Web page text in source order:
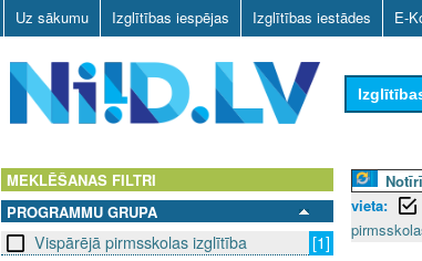
Uz sākumu Izglītības iespējas Izglītības iestādes E-
MEKLĒŠANAS FILTRI
PROGRAMMU GRUPA
Vispārējā pirmsskolas izglītība [1]
vieta: